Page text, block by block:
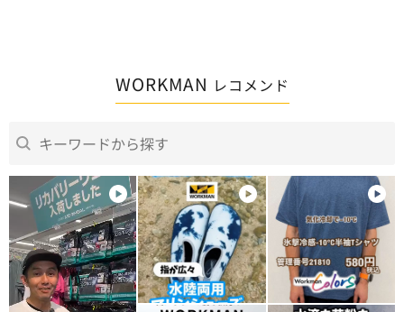
WORKMAN レコメンド